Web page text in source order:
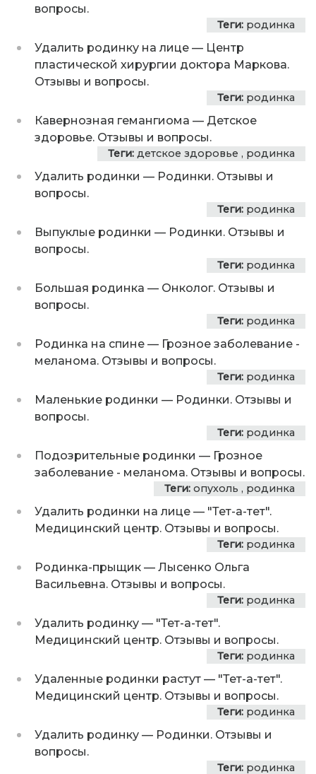
вопросы.
Теги: родинка
Удалить родинку на лице — Центр
пластической хирургии доктора Маркова.
Отзывы и вопросы.
Теги: родинка
Кавернозная гемангиома — Детское
здоровье. Отзывы и вопросы.
Теги: детское здоровье , родинка
Удалить родинки — Родинки. Отзывы и
вопросы.
Теги: родинка
Выпуклые родинки — Родинки. Отзывы и
вопросы.
Теги: родинка
Большая родинка — Онколог. Отзывы и
вопросы.
Теги: родинка
Родинка на спине — Грозное заболевание -
меланома. Отзывы и вопросы.
Теги: родинка
Маленькие родинки — Родинки. Отзывы и
вопросы.
Теги: родинка
Подозрительные родинки — Грозное
заболевание - меланома. Отзывы и вопросы.
Теги: опухоль , родинка
Удалить родинки на лице — "Тет-а-тет".
Медицинский центр. Отзывы и вопросы.
Теги: родинка
Родинка-прыщик — Лысенко Ольга
Васильевна. Отзывы и вопросы.
Теги: родинка
Удалить родинку — "Тет-а-тет".
Медицинский центр. Отзывы и вопросы.
Теги: родинка
Удаленные родинки растут — "Тет-а-тет".
Медицинский центр. Отзывы и вопросы.
Теги: родинка
Удалить родинку — Родинки. Отзывы и
вопросы.
Теги: родинка